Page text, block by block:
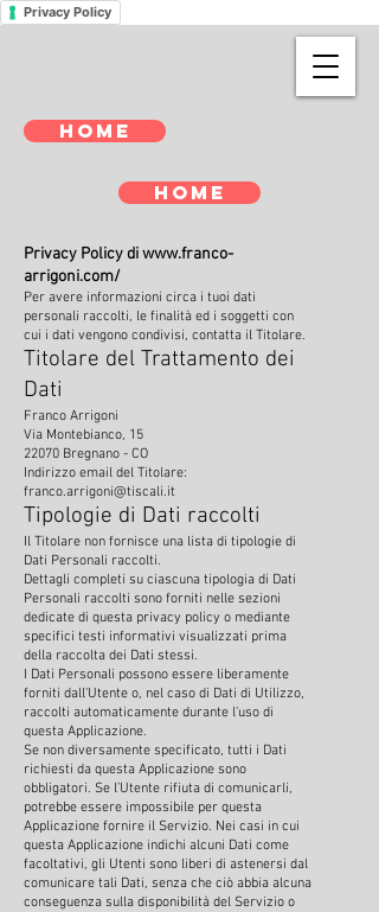
Privacy Policy
Home
Home
Privacy Policy diwww.franco-
arrigoni.com/
Per avere informazioni circa i tuoi dati
personali raccolti, le finalità ed i soggetti con
cui i dati vengono condivisi, contatta il Titolare.
Titolare del Trattamento dei
Dati
Franco Arrigoni
Via Montebianco, 15
22070 Bregnano - CO
Indirizzo email del Titolare:
franco.arrigoni@tiscali.it
Tipologie di Dati raccolti
Il Titolare non fornisce una lista di tipologie di
Dati Personali raccolti.
Dettagli completi su ciascuna tipologia di Dati
Personali raccolti sono forniti nelle sezioni
dedicate di questa privacy policy o mediante
specifici testi informativi visualizzati prima
della raccolta dei Dati stessi.
I Dati Personali possono essere liberamente
forniti dall'Utente o, nel caso di Dati di Utilizzo,
raccolti automaticamente durante l'uso di
questa Applicazione.
Se non diversamente specificato, tutti i Dati
richiesti da questa Applicazione sono
obbligatori. Se l’Utente rifiuta di comunicarli,
potrebbe essere impossibile per questa
Applicazione fornire il Servizio. Nei casi in cui
questa Applicazione indichi alcuni Dati come
facoltativi, gli Utenti sono liberi di astenersi dal
comunicare tali Dati, senza che ciò abbia alcuna
conseguenza sulla disponibilità del Servizio o